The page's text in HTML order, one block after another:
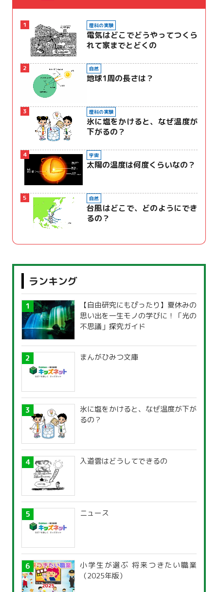
1 理科の実験
電気はどこでどうやってつくら
れて家までとどくの
2 自然
地球1周の長さは？
3 理科の実験
氷に塩をかけると、なぜ温度が
下がるの？
4 宇宙
太陽の温度は何度くらいなの？
5 自然
台風はどこで、どのようにでき
るの？
ランキング
【自由研究にもぴったり】夏休みの
思い出を一生モノの学びに！「光の
不思議」探究ガイド
まんがひみつ文庫
氷に塩をかけると、なぜ温度が下が
るの？
入道雲はどうしてできるの
ニュース
小学生が選ぶ 将来つきたい職業
（2025年版）